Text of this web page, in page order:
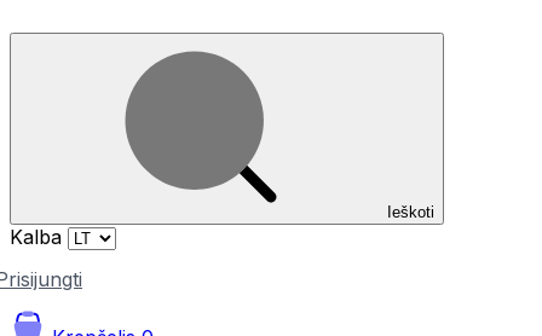
Ieškoti
Kalba